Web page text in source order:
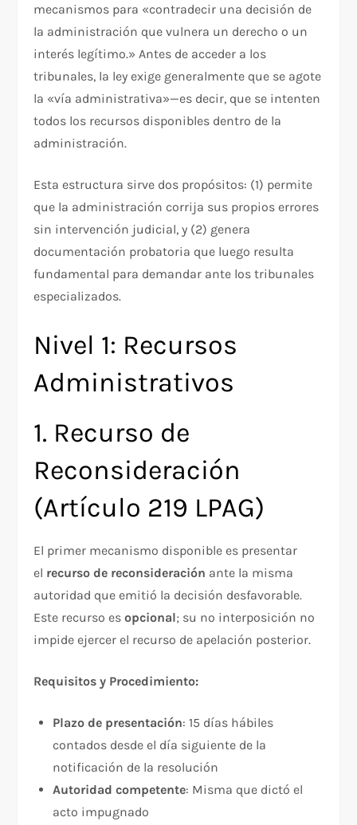
mecanismos para «contradecir una decisión de
la administración que vulnera un derecho o un
interés legítimo.» Antes de acceder a los
tribunales, la ley exige generalmente que se agote
la «vía administrativa»—es decir, que se intenten
todos los recursos disponibles dentro de la
administración.​
Esta estructura sirve dos propósitos: (1) permite
que la administración corrija sus propios errores
sin intervención judicial, y (2) genera
documentación probatoria que luego resulta
fundamental para demandar ante los tribunales
especializados.
Nivel 1: Recursos
Administrativos
1. Recurso de
Reconsideración
(Artículo 219 LPAG)
El primer mecanismo disponible es presentar
el recurso de reconsideración ante la misma
autoridad que emitió la decisión desfavorable.
Este recurso esopcional; su no interposición no
impide ejercer el recurso de apelación posterior.​
Requisitos y Procedimiento:
Plazo de presentación: 15 días hábiles
contados desde el día siguiente de la
notificación de la resolución​
Autoridad competente: Misma que dictó el
acto impugnado